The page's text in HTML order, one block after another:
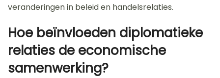
veranderingen in beleid en handelsrelaties.
Hoe beïnvloeden diplomatieke
relaties de economische
samenwerking?